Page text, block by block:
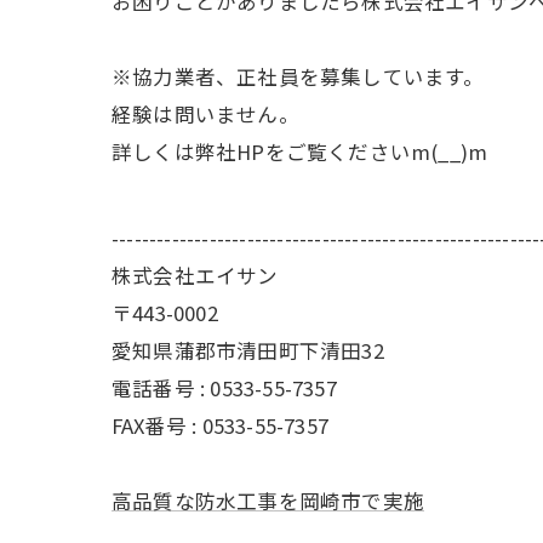
※協力業者、正社員を募集しています。
経験は問いません。
詳しくは弊社HPをご覧くださいm(__)m
株式会社エイサン
〒443-0002
愛知県蒲郡市清田町下清田32
電話番号 : 0533-55-7357
FAX番号 : 0533-55-7357
高品質な防水工事を岡崎市で実施